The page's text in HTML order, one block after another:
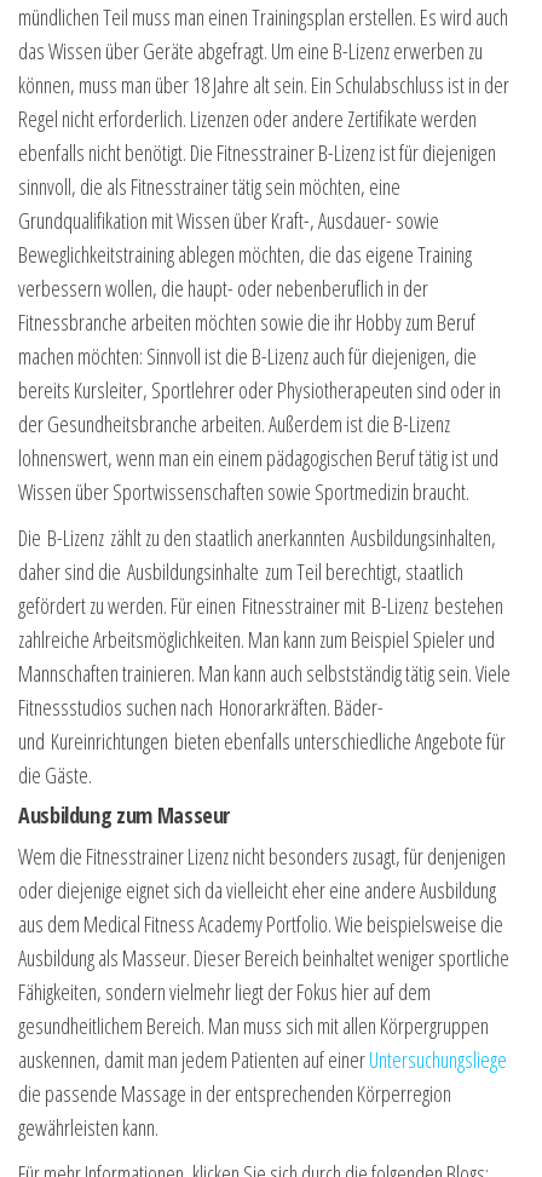
mündlichen Teil muss man einen Trainingsplan erstellen. Es wird auch
das Wissen über Geräte abgefragt. Um eine B-Lizenz erwerben zu
können, muss man über 18 Jahre alt sein. Ein Schulabschluss ist in der
Regel nicht erforderlich. Lizenzen oder andere Zertifikate werden
ebenfalls nicht benötigt. Die Fitnesstrainer B-Lizenz ist für diejenigen
sinnvoll, die als Fitnesstrainer tätig sein möchten, eine
Grundqualifikation mit Wissen über Kraft-, Ausdauer- sowie
Beweglichkeitstraining ablegen möchten, die das eigene Training
verbessern wollen, die haupt- oder nebenberuflich in der
Fitnessbranche arbeiten möchten sowie die ihr Hobby zum Beruf
machen möchten: Sinnvoll ist die B-Lizenz auch für diejenigen, die
bereits Kursleiter, Sportlehrer oder Physiotherapeuten sind oder in
der Gesundheitsbranche arbeiten. Außerdem ist die B-Lizenz
lohnenswert, wenn man ein einem pädagogischen Beruf tätig ist und
Wissen über Sportwissenschaften sowie Sportmedizin braucht.
Die B-Lizenz zählt zu den staatlich anerkannten Ausbildungsinhalten,
daher sind die Ausbildungsinhalte zum Teil berechtigt, staatlich
gefördert zu werden. Für einen Fitnesstrainer mit B-Lizenz bestehen
zahlreiche Arbeitsmöglichkeiten. Man kann zum Beispiel Spieler und
Mannschaften trainieren. Man kann auch selbstständig tätig sein. Viele
Fitnessstudios suchen nach Honorarkräften. Bäder-
und Kureinrichtungen bieten ebenfalls unterschiedliche Angebote für
die Gäste.
Ausbildung zum Masseur
Wem die Fitnesstrainer Lizenz nicht besonders zusagt, für denjenigen
oder diejenige eignet sich da vielleicht eher eine andere Ausbildung
aus dem Medical Fitness Academy Portfolio. Wie beispielsweise die
Ausbildung als Masseur. Dieser Bereich beinhaltet weniger sportliche
Fähigkeiten, sondern vielmehr liegt der Fokus hier auf dem
gesundheitlichem Bereich. Man muss sich mit allen Körpergruppen
auskennen, damit man jedem Patienten auf einerUntersuchungsliege
die passende Massage in der entsprechenden Körperregion
gewährleisten kann.